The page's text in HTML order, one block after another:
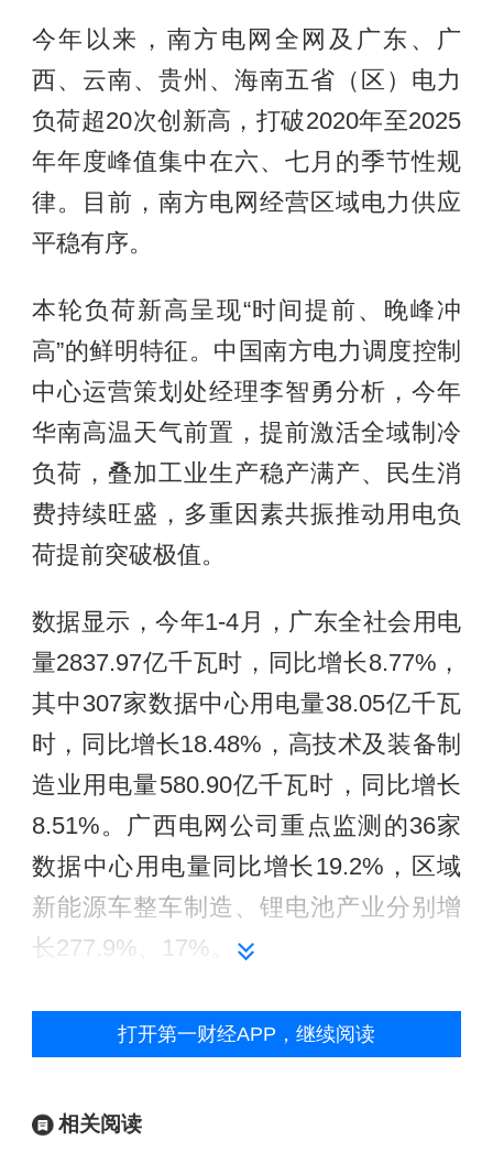
今年以来，南方电网全网及广东、广
西、云南、贵州、海南五省（区）电力
负荷超20次创新高，打破2020年至2025
年年度峰值集中在六、七月的季节性规
律。目前，南方电网经营区域电力供应
平稳有序。
本轮负荷新高呈现“时间提前、晚峰冲
高”的鲜明特征。中国南方电力调度控制
中心运营策划处经理李智勇分析，今年
华南高温天气前置，提前激活全域制冷
负荷，叠加工业生产稳产满产、民生消
费持续旺盛，多重因素共振推动用电负
荷提前突破极值。
数据显示，今年1-4月，广东全社会用电
量2837.97亿千瓦时，同比增长8.77%，
其中307家数据中心用电量38.05亿千瓦
时，同比增长18.48%，高技术及装备制
造业用电量580.90亿千瓦时，同比增长
8.51%。广西电网公司重点监测的36家
数据中心用电量同比增长19.2%，区域
新能源车整车制造、锂电池产业分别增
长277.9%、17%。
数据中心、互联网服务等现代服务业用
电增长速度迅猛，且全天候运行，叠加
高晚间负荷水平。数据显示，5月1日至
打开第一财经APP，继续阅读
相关阅读